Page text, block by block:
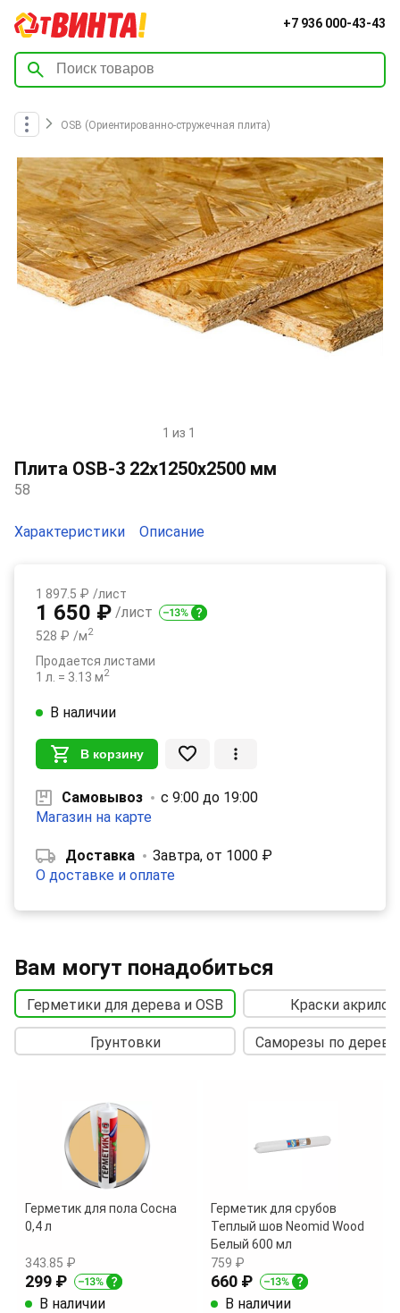
+7 936 000-43-43
OSB (Ориентированно-стружечная плита)
1
of
1
1 из 1
Плита OSB-3 22х1250х2500 мм
58
Характеристики Описание
1 897.5 ₽ /лист
1 650 ₽ /лист
528 ₽ /м2
Продается листами
1 л. = 3.13 м2
В наличии
В корзину
Самовывоз
с 9:00 до 19:00
Магазин на карте
Доставка
Завтра, от 1000 ₽
О доставке и оплате
Вам могут понадобиться
Герметики для дерева и OSB
Грунтовки
Краски
Саморезы по
Герметик для пола Сосна
0,4 л
343.85 ₽
299 ₽
В наличии
Герметик для срубов
Теплый шов Neomid Wood
Белый 600 мл
759 ₽
660 ₽
В наличии